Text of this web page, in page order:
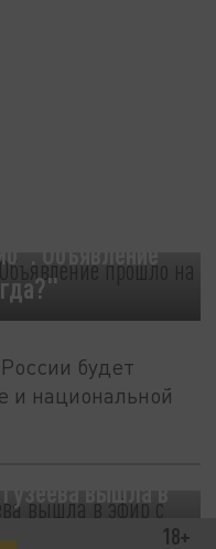
18+
Объявление
будет
и национальной
вышла в
и волосами